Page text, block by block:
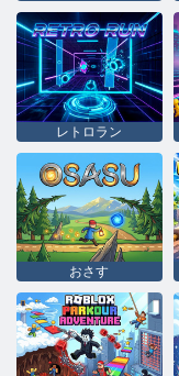
レトロラン
おさす